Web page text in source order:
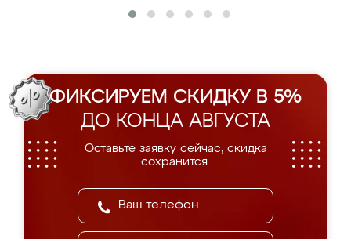
ФИКСИРУЕМ СКИДКУ В 5%
ДО КОНЦА АВГУСТА
Оставьте заявку сейчас, скидка
сохранится.